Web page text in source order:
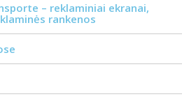
– reklaminiai ekranai,
rankenos